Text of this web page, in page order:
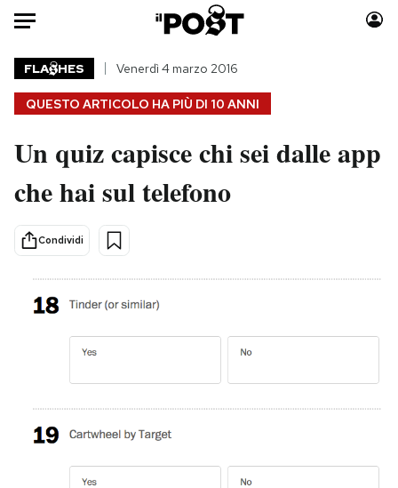
Auto
HOME
Italia
Politica
Tecnologia
Internet
Scienza
Cultura
Sport
Moda
Consumismi
Media
Mondiali calcio 2026
PODCAST
QUESTO ARTICOLO HA PIÙ DI 10 ANNI
FLA HES Venerdì 4 marzo 2016
Un quiz capisce chi sei dalle app
che hai sul telefono
Condividi